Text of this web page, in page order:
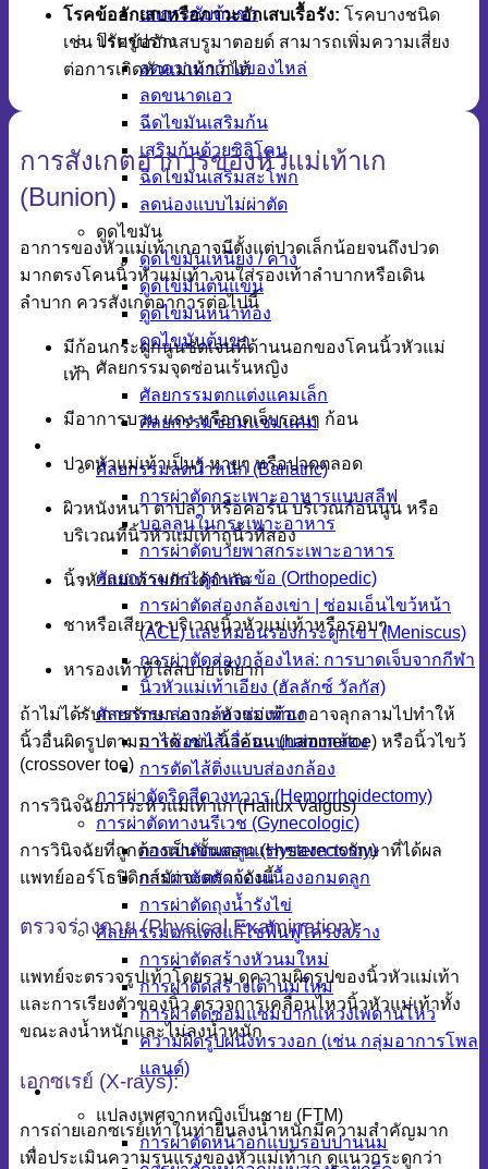
ยกกระชับต้นขา
ปรับรูปร่าง
ลดความกว้างของไหล่
ลดขนาดเอว
ฉีดไขมันเสริมก้น
เสริมก้นด้วยซิลิโคน
ฉีดไขมันเสริมสะโพก
ลดน่องแบบไม่ผ่าตัด
ดูดไขมัน
ดูดไขมันเหนียง / คาง
ดูดไขมันต้นแขน
ดูดไขมันหน้าท้อง
ดูดไขมันต้นขา
ศัลยกรรมจุดซ่อนเร้นหญิง
ศัลยกรรมตกแต่งแคมเล็ก
ศัลยกรรมซ่อมแซมแคม
ศัลยกรรมลดน้ำหนัก (Bariatric)
การผ่าตัดกระเพาะอาหารแบบสลีฟ
บอลลูนในกระเพาะอาหาร
การผ่าตัดบายพาสกระเพาะอาหาร
ศัลยกรรมกระดูกและข้อ (Orthopedic)
การผ่าตัดส่องกล้องเข่า | ซ่อมเอ็นไขว้หน้า
(ACL) และหมอนรองกระดูกเข่า (Meniscus)
การผ่าตัดส่องกล้องไหล่: การบาดเจ็บจากกีฬา
นิ้วหัวแม่เท้าเอียง (ฮัลลักซ์ วัลกัส)
ศัลยกรรมส่องกล้องช่องท้อง
การซ่อมไส้เลื่อนแบบส่องกล้อง
การตัดไส้ติ่งแบบส่องกล้อง
การผ่าตัดริดสีดวงทวาร (Hemorrhoidectomy)
การผ่าตัดทางนรีเวช (Gynecologic)
การผ่าตัดมดลูก (Hysterectomy)
การผ่าตัดตัดก้อนเนื้องอกมดลูก
การผ่าตัดถุงน้ำรังไข่
ศัลยกรรมตกแต่งแก้ไขฟื้นฟูโครงสร้าง
การผ่าตัดสร้างหัวนมใหม่
การผ่าตัดสร้างเต้านมใหม่
การผ่าตัดซ่อมแซมปากแหว่งเพดานโหว่
ความผิดรูปผนังทรวงอก (เช่น กลุ่มอาการโพล
แลนด์)
ศัลยกรรมข้ามเพศ
แปลงเพศจากหญิงเป็นชาย (FTM)
การผ่าตัดหน้าอกแบบรอบปานนม
โรคข้ออักเสบหรือภาวะอักเสบเรื้อรัง: โรคบางชนิด
เช่น โรคข้ออักเสบรูมาตอยด์ สามารถเพิ่มความเสี่ยง
ต่อการเกิดหัวแม่เท้าเกได้
การสังเกตอาการของหัวแม่เท้าเก
(Bunion)
อาการของหัวแม่เท้าเกอาจมีตั้งแต่ปวดเล็กน้อยจนถึงปวด
มากตรงโคนนิ้วหัวแม่เท้า จนใส่รองเท้าลำบากหรือเดิน
ลำบาก ควรสังเกตอาการต่อไปนี้
มีก้อนกระดูกนูนชัดเจนที่ด้านนอกของโคนนิ้วหัวแม่
เท้า
มีอาการบวม แดง หรือกดเจ็บรอบๆ ก้อน
ปวดหัวแม่เท้าเป็นๆ หายๆ หรือปวดตลอด
ผิวหนังหนา ตาปลา หรือคอร์น บริเวณก้อนนูน หรือ
บริเวณที่นิ้วหัวแม่เท้าถูนิ้วที่สอง
นิ้วหัวแม่เท้าขยับได้จำกัด
ชาหรือเสียวๆ บริเวณนิ้วหัวแม่เท้าหรือรอบๆ
หารองเท้าที่ใส่สบายได้ยาก
ถ้าไม่ได้รับการรักษา ภาวะหัวแม่เท้าเกอาจลุกลามไปทำให้
นิ้วอื่นผิดรูปตามมาได้ เช่น นิ้วค้อน (hammertoe) หรือนิ้วไขว้
(crossover toe)
การวินิจฉัยภาวะหัวแม่เท้าเก (Hallux Valgus)
การวินิจฉัยที่ถูกต้องเป็นขั้นตอนแรกของการรักษาที่ได้ผล
แพทย์ออร์โธปิดิกส์มักจะตรวจดังนี้
ตรวจร่างกาย (Physical Examination):
แพทย์จะตรวจรูปเท้าโดยรวม ดูความผิดรูปของนิ้วหัวแม่เท้า
และการเรียงตัวของนิ้ว ตรวจการเคลื่อนไหวนิ้วหัวแม่เท้าทั้ง
ขณะลงน้ำหนักและไม่ลงน้ำหนัก
เอกซเรย์ (X-rays):
การถ่ายเอกซเรย์เท้าในท่ายืนลงน้ำหนักมีความสำคัญมาก
เพื่อประเมินความรุนแรงของหัวแม่เท้าเก ดูแนวกระดูกว่า